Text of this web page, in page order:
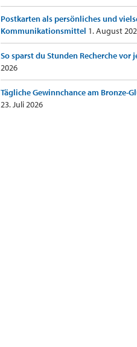
Postkarten als persönliches und
Kommunikationsmittel 1. August
So sparst du Stunden Recherche vor
2026
Tägliche Gewinnchance am Bronze-
23. Juli 2026